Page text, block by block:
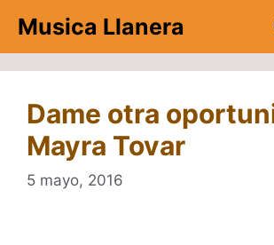
contenido
Musica Llanera
Dame otra
Mayra Tovar
5 mayo, 2016